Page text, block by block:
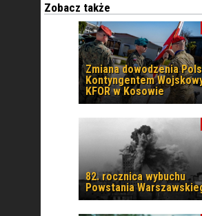
Zobacz także
Zmiana dowodzenia
Kontyngentem
KFOR w Kosowie
82. rocznica wybuchu
Powstania